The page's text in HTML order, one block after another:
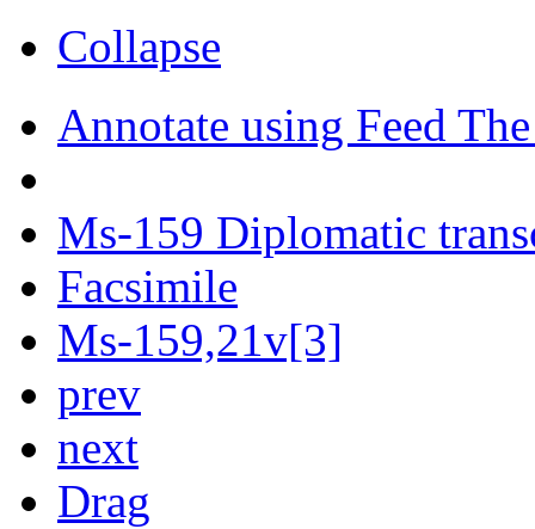
Collapse
Annotate using Feed
Ms-159 Diplomatic
Facsimile
Ms-159,21v[3]
prev
next
Drag